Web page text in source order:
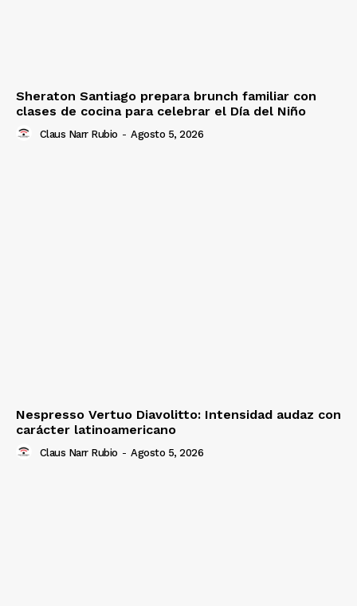
Sheraton Santiago prepara brunch familiar con
clases de cocina para celebrar el Día del Niño
Claus Narr Rubio - Agosto 5, 2026
Nespresso Vertuo Diavolitto: Intensidad audaz con
carácter latinoamericano
Claus Narr Rubio - Agosto 5, 2026